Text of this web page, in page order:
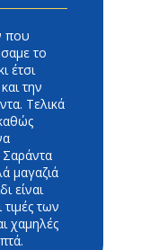
που
το
έτσι
την
Τελικά
Σαράντα
μαγαζιά
είναι
των
χαμηλές